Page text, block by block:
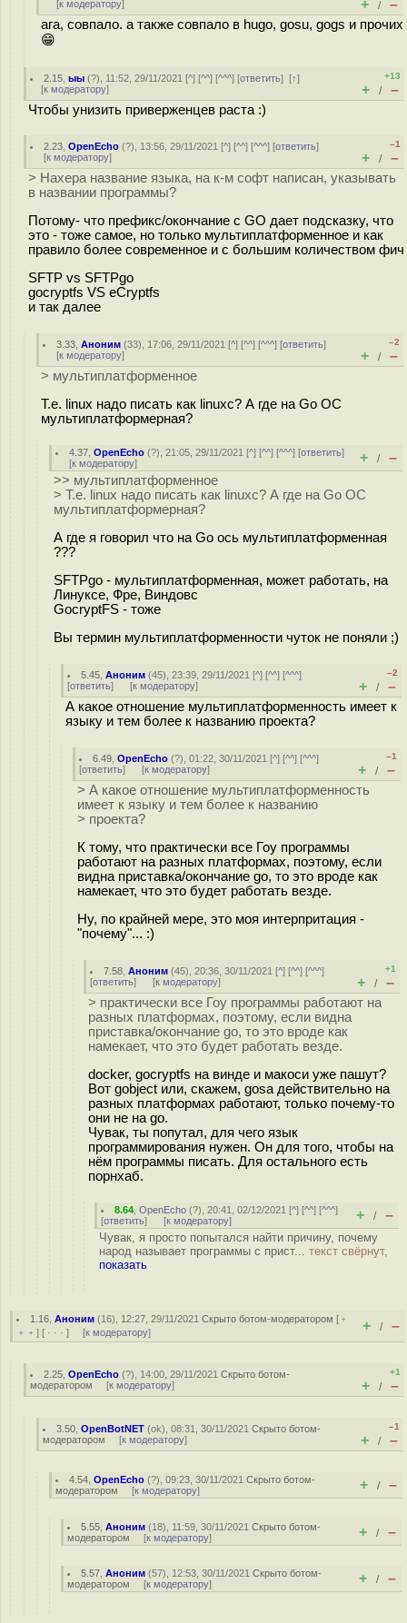
[к модератору] + / –
ага, совпало. а также совпало в hugo, gosu, gogs и прочих
😁
2.15 ,ыы (?), 11:52, 29/11/2021 [^] [^^] [^^^] [ответить][↑]
[к модератору]
+13
+ / –
Чтобы унизить приверженцев раста :)
2.23 ,OpenEcho (?), 13:56, 29/11/2021 [^] [^^] [^^^] [ответить]
[к модератору]
–1
+ / –
> Нахера название языка, на к-м софт написан, указывать
в названии программы?
Потому- что префикс/окончание с GO дает подсказку, что
это - тоже самое, но только мультиплатформенное и как
правило более современное и с большим количеством фич
SFTP vs SFTPgo
gocryptfs VS eCryptfs
и так далее
3.33 ,Аноним (33), 17:06, 29/11/2021 [^] [^^] [^^^] [ответить]
[к модератору]
–2
+ / –
> мультиплатформенное
Т.е. linux надо писать как linuxc? А где на Go ОС
мультиплатформерная?
4.37 ,OpenEcho (?), 21:05, 29/11/2021 [^] [^^] [^^^] [ответить]
[к модератору] + / –
>> мультиплатформенное
> Т.е. linux надо писать как linuxc? А где на Go ОС
мультиплатформерная?
А где я говорил что на Go ось мультиплатформенная
???
SFTPgo - мультиплатформенная, может работать, на
Линуксе, Фре, Виндовс
GocryptFS - тоже
Вы термин мультиплатформенности чуток не поняли ;)
5.45 ,Аноним (45), 23:39, 29/11/2021 [^] [^^] [^^^]
[ответить] [к модератору]
–2
+ / –
А какое отношение мультиплатформенность имеет к
языку и тем более к названию проекта?
6.49 ,OpenEcho (?), 01:22, 30/11/2021 [^] [^^] [^^^]
[ответить] [к модератору]
–1
+ / –
> А какое отношение мультиплатформенность
имеет к языку и тем более к названию
> проекта?
К тому, что практически все Гоу программы
работают на разных платформах, поэтому, если
видна приставка/окончание go, то это вроде как
намекает, что это будет работать везде.
Ну, по крайней мере, это моя интерпритация -
"почему"... :)
7.58 ,Аноним (45), 20:36, 30/11/2021 [^] [^^] [^^^]
[ответить] [к модератору]
+1
+ / –
> практически все Гоу программы работают на
разных платформах, поэтому, если видна
приставка/окончание go, то это вроде как
намекает, что это будет работать везде.
docker, gocryptfs на винде и макоси уже пашут?
Вот gobject или, скажем, gosa действительно на
разных платформах работают, только почему-то
они не на go.
Чувак, ты попутал, для чего язык
программирования нужен. Он для того, чтобы на
нём программы писать. Для остального есть
порнхаб.
8.64 ,OpenEcho (?), 20:41, 02/12/2021 [^] [^^] [^^^]
[ответить] [к модератору] + / –
Чувак, я просто попытался найти причину, почему
народ называет программы с прист... текст свёрнут,
показать
1.16 ,Аноним (16), 12:27, 29/11/2021Скрыто ботом-модератором [ ﹢
﹢﹢ ] [ · · · ] [к модератору] + / –
2.25 ,OpenEcho (?), 14:00, 29/11/2021Скрыто ботом-
модератором [к модератору]
+1
+ / –
3.50 ,OpenBotNET (ok), 08:31, 30/11/2021Скрыто ботом-
модератором [к модератору]
–1
+ / –
4.54 ,OpenEcho (?), 09:23, 30/11/2021Скрыто ботом-
модератором [к модератору] + / –
5.55 ,Аноним (18), 11:59, 30/11/2021Скрыто ботом-
модератором [к модератору] + / –
5.57 ,Аноним (57), 12:53, 30/11/2021Скрыто ботом-
модератором [к модератору] + / –